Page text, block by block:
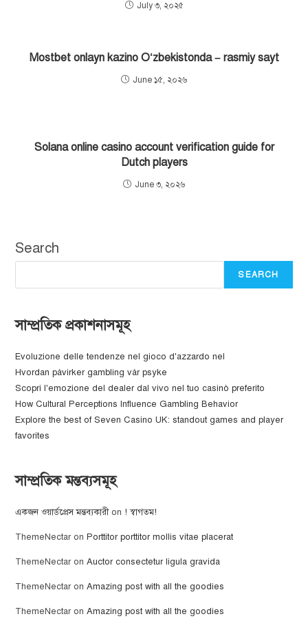
July ৩, ২০২৫
Mostbet onlayn kazino O‘zbekistonda – rasmiy sayt
June ১৫, ২০২৬
Solana online casino account verification guide for
Dutch players
June ৩, ২০২৬
Search
SEARCH
সাম্প্রতিক প্রকাশনাসমূহ
Evoluzione delle tendenze nel gioco d'azzardo nel
Hvordan påvirker gambling vår psyke
Scopri l'emozione del dealer dal vivo nel tuo casinò preferito
How Cultural Perceptions Influence Gambling Behavior
Explore the best of Seven Casino UK: standout games and player
favorites
সাম্প্রতিক মন্তব্যসমূহ
একজন ওয়ার্ডপ্রেস মন্তব্যকারীon ! স্বাগতম!
ThemeNectaronPorttitor porttitor mollis vitae placerat
ThemeNectaronAuctor consectetur ligula gravida
ThemeNectaronAmazing post with all the goodies
ThemeNectaronAmazing post with all the goodies